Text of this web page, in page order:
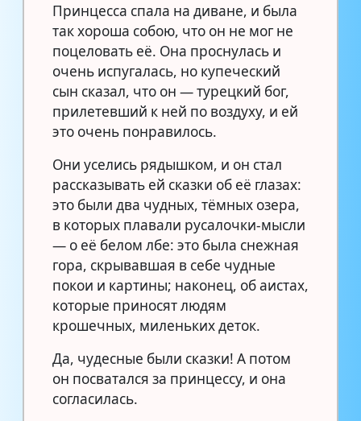
Принцесса спала на диване, и была
так хороша собою, что он не мог не
поцеловать её. Она проснулась и
очень испугалась, но купеческий
сын сказал, что он — турецкий бог,
прилетевший к ней по воздуху, и ей
это очень понравилось.
Они уселись рядышком, и он стал
рассказывать ей сказки об её глазах:
это были два чудных, тёмных озера,
в которых плавали русалочки-мысли
— о её белом лбе: это была снежная
гора, скрывавшая в себе чудные
покои и картины; наконец, об аистах,
которые приносят людям
крошечных, миленьких деток.
Да, чудесные были сказки! А потом
он посватался за принцессу, и она
согласилась.